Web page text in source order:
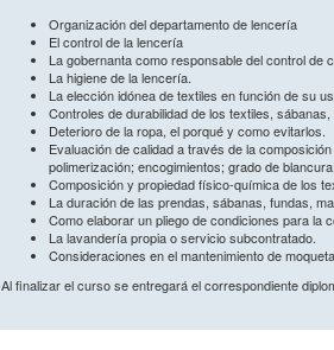
Organización del departamento de lencería
El control de la lencería
La gobernanta como responsable del control de
La higiene de la lencería.
La elección idónea de textiles en función de su
Controles de durabilidad de los textiles,
Deterioro de la ropa, el porqué y como evitarlos.
Evaluación de calidad a través de la
polimerización; encogimientos; grado de
Composición y propiedad físico-química de los
La duración de las prendas, sábanas, fundas,
Como elaborar un pliego de condiciones para la
La lavandería propia o servicio subcontratado.
Consideraciones en el mantenimiento de
Al finalizar el curso se entregará el correspondiente